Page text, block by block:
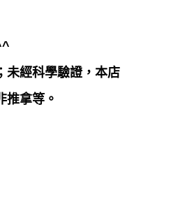
未經科學驗證，本店
推拿等。